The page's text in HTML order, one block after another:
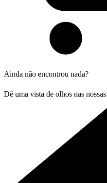
Ainda não encontrou nada?
Dê uma vista de olhos nas nossas